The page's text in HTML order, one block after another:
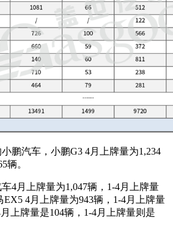
小鹏汽车，小鹏G3 4月上牌量为1,234
辆。
4月上牌量为1,047辆，1-4月上牌量
EX5 4月上牌量为943辆，1-4月上牌量
上牌量是104辆，1-4月上牌量则是